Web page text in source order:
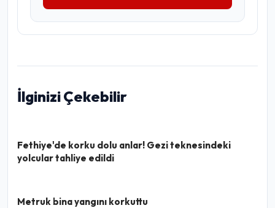
İlginizi Çekebilir
Fethiye'de korku dolu anlar! Gezi teknesindeki
yolcular tahliye edildi
Metruk bina yangını korkuttu